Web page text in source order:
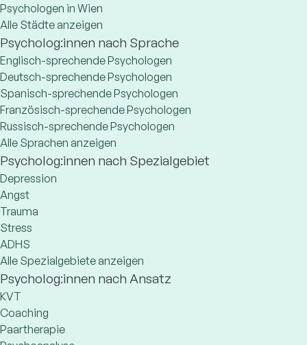
Psychologen in Wien
Alle Städte anzeigen
Psycholog:innen nach Sprache
Englisch-sprechende Psychologen
Deutsch-sprechende Psychologen
Spanisch-sprechende Psychologen
Französisch-sprechende Psychologen
Russisch-sprechende Psychologen
Alle Sprachen anzeigen
Psycholog:innen nach Spezialgebiet
Depression
Angst
Trauma
Stress
ADHS
Alle Spezialgebiete anzeigen
Psycholog:innen nach Ansatz
KVT
Coaching
Paartherapie